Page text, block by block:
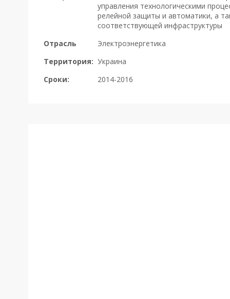
управления технологическими
релейной защиты и автоматики, а
соответствующей инфраструктуры
Отрасль
Электроэнергетика
Территория: Украина
Сроки:
2014-2016